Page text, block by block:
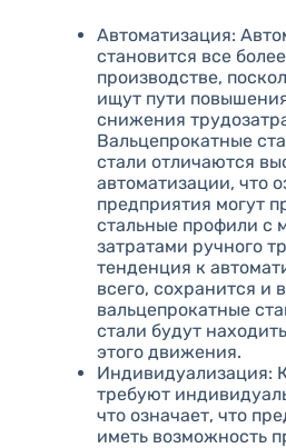
Автоматизация:
становится все
производстве,
ищут пути
снижения
Вальцепрокатные
стали отличаются
автоматизации, что
предприятия могут
стальные профили с
затратами ручного
тенденция к
всего, сохранится и
вальцепрокатные
стали будут
этого движения.
Индивидуализация:
требуют
что означает, что
иметь возможность